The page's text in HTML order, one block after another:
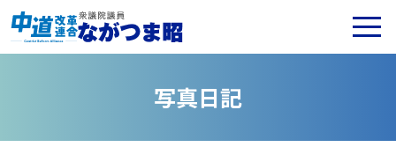
写真日記